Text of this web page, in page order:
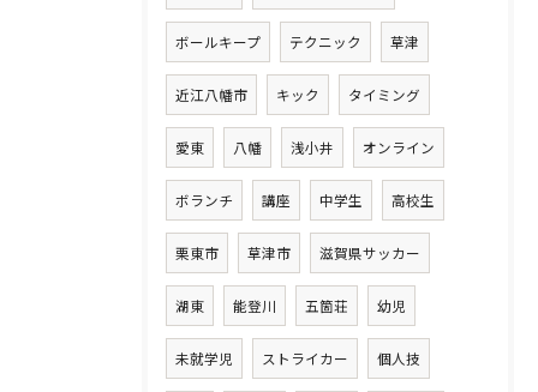
ボールキープ テクニック 草津
近江八幡市 キック タイミング
愛東 八幡 浅小井 オンライン
ボランチ 講座 中学生 高校生
栗東市 草津市 滋賀県サッカー
湖東 能登川 五箇荘 幼児
未就学児 ストライカー 個人技